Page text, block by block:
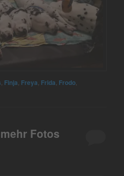
Finja Freya Frida Frodo
Fotos